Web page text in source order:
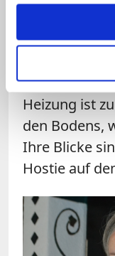
Menschen
dem
Kapelle in
Uhr, sitzen
Heizung ist
den Bodens,
Ihre Blicke
Hostie auf